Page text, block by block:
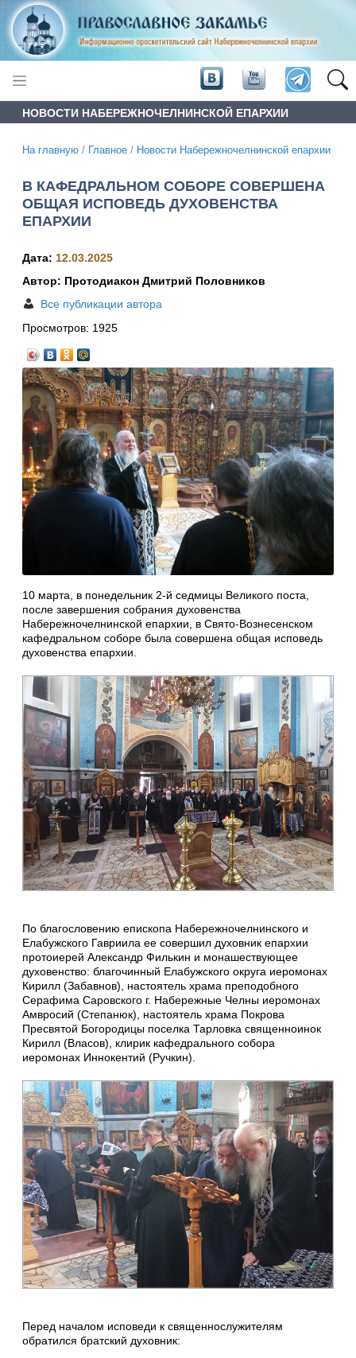
НОВОСТИ НАБЕРЕЖНОЧЕЛНИНСКОЙ ЕПАРХИИ
На главную / Главное / Новости Набережночелнинской епархии
В КАФЕДРАЛЬНОМ СОБОРЕ СОВЕРШЕНА
ОБЩАЯ ИСПОВЕДЬ ДУХОВЕНСТВА
ЕПАРХИИ
Дата: 12.03.2025
Автор: Протодиакон Дмитрий Половников
Все публикации автора
Просмотров: 1925
10 марта, в понедельник 2-й седмицы Великого поста,
после завершения собрания духовенства
Набережночелнинской епархии, в Свято-Вознесенском
кафедральном соборе была совершена общая исповедь
духовенства епархии.
По благословению епископа Набережночелнинского и
Елабужского Гавриила ее совершил духовник епархии
протоиерей Александр Филькин и монашествующее
духовенство: благочинный Елабужского округа иеромонах
Кирилл (Забавнов), настоятель храма преподобного
Серафима Саровского г. Набережные Челны иеромонах
Амвросий (Степанюк), настоятель храма Покрова
Пресвятой Богородицы поселка Тарловка священноинок
Кирилл (Власов), клирик кафедрального собора
иеромонах Иннокентий (Ручкин).
Перед началом исповеди к священнослужителям
обратился братский духовник: